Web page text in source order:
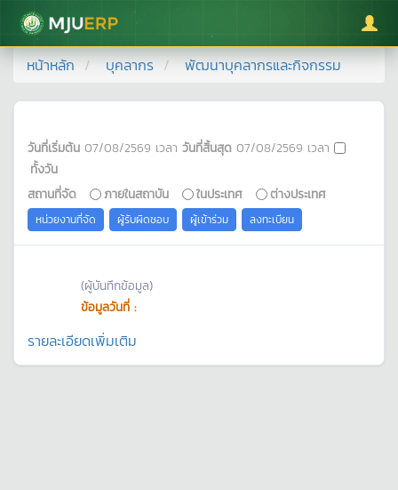
มหาวิทยาลัยแม่โจ้
หน้าหลัก บุคลากร พัฒนาบุคลากรและกิจกรรม
วันที่เริ่มต้น 07/08/2569 เวลา วันที่สิ้นสุด 07/08/2569 เวลา
ทั้งวัน
สถานที่จัด
ภายในสถาบัน ในประเทศ ต่างประเทศ
หน่วยงานที่จัด ผู้รับผิดชอบ ผู้เข้าร่วม ลงทะเบียน
(ผู้บันทึกข้อมูล)
ข้อมูลวันที่ :
รายละเอียดเพิ่มเติม